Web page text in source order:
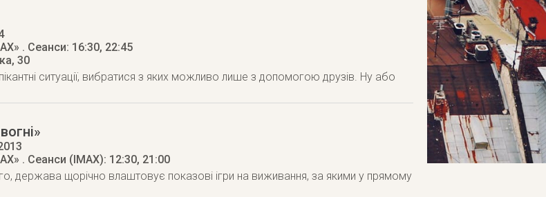
. Сеанси: 16:30, 22:45
30
ситуації, вибратися з яких можливо лише з допомогою друзів. Ну або
. Сеанси (ІМАХ): 12:30, 21:00
держава щорічно влаштовує показові ігри на виживання, за якими у прямому